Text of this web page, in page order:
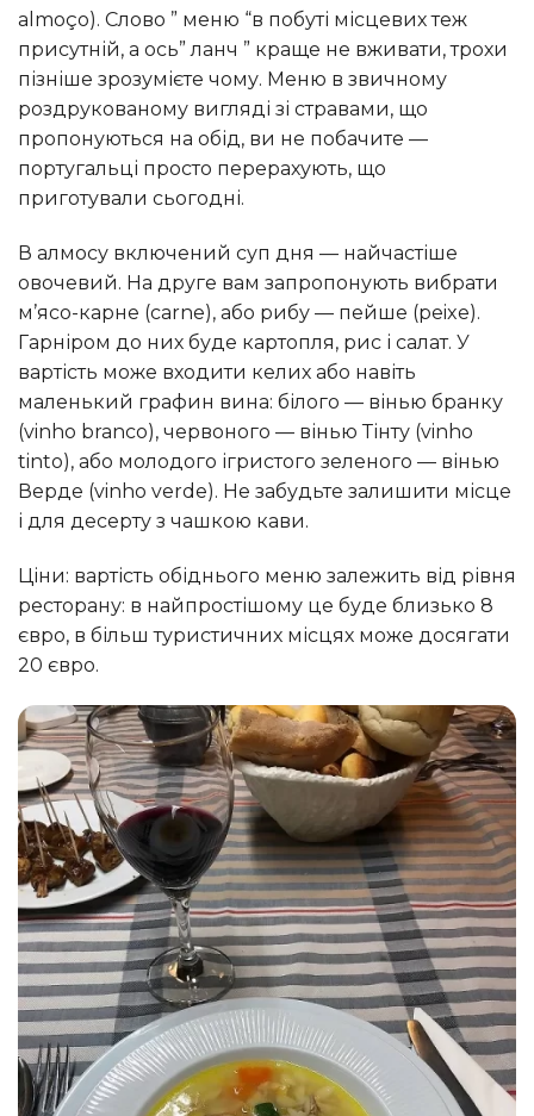
almoço). Слово ” меню “в побуті місцевих теж
присутній, а ось” ланч ” краще не вживати, трохи
пізніше зрозумієте чому. Меню в звичному
роздрукованому вигляді зі стравами, що
пропонуються на обід, ви не побачите —
португальці просто перерахують, що
приготували сьогодні.
В алмосу включений суп дня — найчастіше
овочевий. На друге вам запропонують вибрати
м’ясо-карне (carne), або рибу — пейше (peixe).
Гарніром до них буде картопля, рис і салат. У
вартість може входити келих або навіть
маленький графин вина: білого — вінью бранку
(vinho branco), червоного — вінью Тінту (vinho
tinto), або молодого ігристого зеленого — вінью
Верде (vinho verde). Не забудьте залишити місце
і для десерту з чашкою кави.
Ціни: вартість обіднього меню залежить від рівня
ресторану: в найпростішому це буде близько 8
євро, в більш туристичних місцях може досягати
20 євро.